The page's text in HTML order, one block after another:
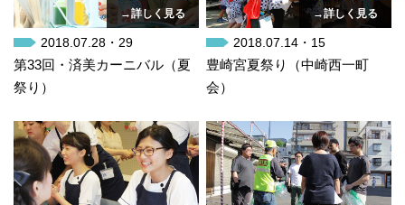
→詳しく見る
2018.07.28・29
第33回・済美カーニバル（夏
祭り）
→詳しく見る
2018.07.14・15
豊崎宮夏祭り（中崎西一町
会）